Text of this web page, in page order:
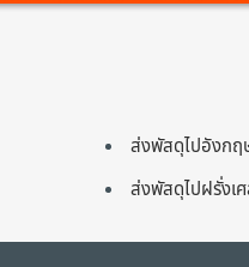
ส่งพัสดุไปอังกฤ
ส่งพัสดุไปฝรั่งเ